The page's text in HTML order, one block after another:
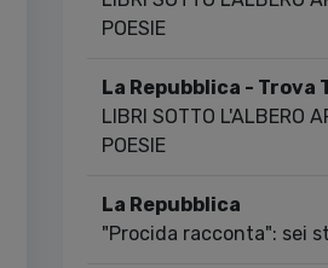
POESIE
La Repubblica - Trova
LIBRI SOTTO L'ALBERO
POESIE
La Repubblica
"Procida racconta": sei